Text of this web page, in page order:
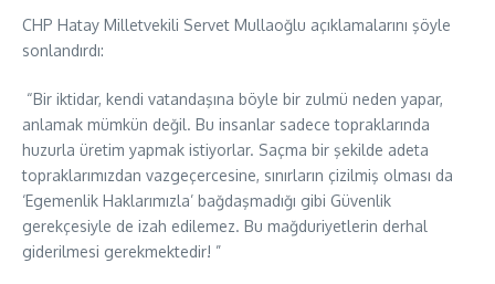
CHP Hatay Milletvekili Servet Mullaoğlu açıklamalarını şöyle
sonlandırdı:
“Bir iktidar, kendi vatandaşına böyle bir zulmü neden yapar,
anlamak mümkün değil. Bu insanlar sadece topraklarında
huzurla üretim yapmak istiyorlar. Saçma bir şekilde adeta
topraklarımızdan vazgeçercesine, sınırların çizilmiş olması da
‘Egemenlik Haklarımızla’ bağdaşmadığı gibi Güvenlik
gerekçesiyle de izah edilemez. Bu mağduriyetlerin derhal
giderilmesi gerekmektedir! ”